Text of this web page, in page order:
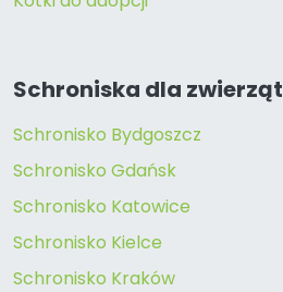
Schroniska dla zwierząt
Schronisko Bydgoszcz
Schronisko Gdańsk
Schronisko Katowice
Schronisko Kielce
Schronisko Kraków